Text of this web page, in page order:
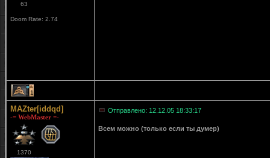
63
Doom Rate: 2.74
1
MAZter[iddqd]
-= WebMaster =-
1370
Отправлено: 12.12.05 18:33:17
Всем можно (только если ты думер)